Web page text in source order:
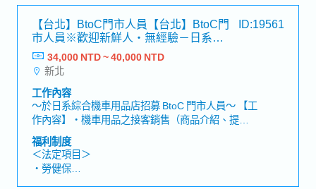
【台北】BtoC門市人員【台北】BtoC門
市人員※歡迎新鮮人・無經驗－日系綜
合機車用品店
ID:19561
34,000 NTD ~ 40,000 NTD
新北
工作內容
～於日系綜合機車用品店招募 BtoC 門市人員～ 【工
作內容】・機車用品之接客銷售（商品介紹、提
案）・收銀／結帳作業・商品驗貨作業・EC 商品出
貨準備業務・商品補貨／訂貨作業【職位魅力】 ・可
一邊接觸自身興趣與喜愛領域，一邊工作・依照個人
實力，未來亦有機會挑戰店舖營運或業務職務・日本
福利制度
＜法定項目＞
・勞健保